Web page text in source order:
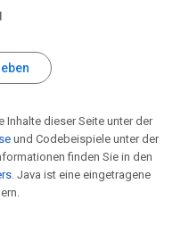
dieser Seite unter der
und Codebeispiele unter der
finden Sie in den
. Java ist eine eingetragene